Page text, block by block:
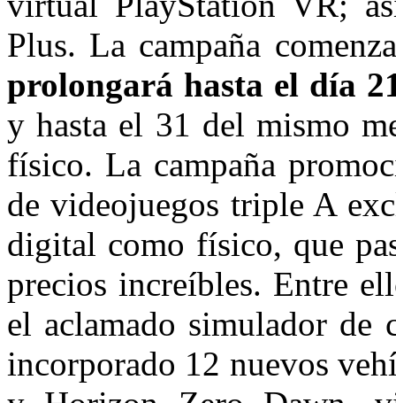
Plus. La campaña
prolongará hasta el día
y hasta el 31 del mismo
físico. La campaña
de videojuegos triple A
digital como físico, que
precios increíbles. Entre
el aclamado simulador de
incorporado 12 nuevos